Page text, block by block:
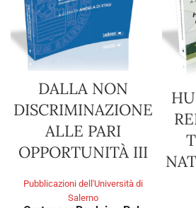
DALLA NON
DISCRIMINAZIONE
ALLE PARI
OPPORTUNITÀ III
Pubblicazioni dell'Università di
Salerno